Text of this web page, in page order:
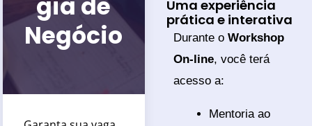
Uma experiência
prática e interativa
Durante o Workshop
On-line, você terá
acesso a:
Mentoria ao
Negócio